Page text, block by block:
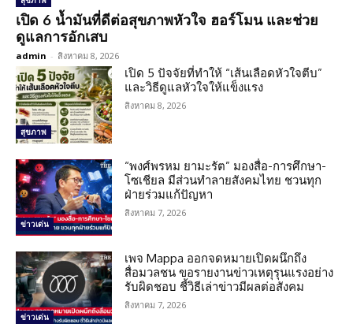
เปิด 6 น้ำมันที่ดีต่อสุขภาพหัวใจ ฮอร์โมน และช่วย
ดูแลการอักเสบ
admin - สิงหาคม 8, 2026
สุขภาพ
เปิด 5 ปัจจัยที่ทำให้ “เส้นเลือดหัวใจตีบ”
และวิธีดูแลหัวใจให้แข็งแรง
สิงหาคม 8, 2026
ข่าวเด่น
“พงศ์พรหม ยามะรัต” มองสื่อ-การศึกษา-
โซเชียล มีส่วนทำลายสังคมไทย ชวนทุก
ฝ่ายร่วมแก้ปัญหา
สิงหาคม 7, 2026
ข่าวเด่น
เพจ Mappa ออกจดหมายเปิดผนึกถึง
สื่อมวลชน ขอรายงานข่าวเหตุรุนแรงอย่าง
รับผิดชอบ ชี้วิธีเล่าข่าวมีผลต่อสังคม
สิงหาคม 7, 2026